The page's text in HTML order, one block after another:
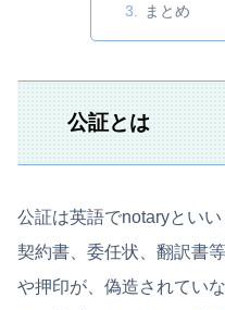
まとめ
公証とは
公証は英語でnotaryといい
契約書、委任状、翻訳書
や押印が、偽造されてい